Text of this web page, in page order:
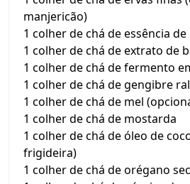
manjericão)
1 colher de chá de essência
1 colher de chá de extrato de
1 colher de chá de fermento
1 colher de chá de gengibre
1 colher de chá de mel
1 colher de chá de mostarda
1 colher de chá de óleo de
frigideira)
1 colher de chá de orégano